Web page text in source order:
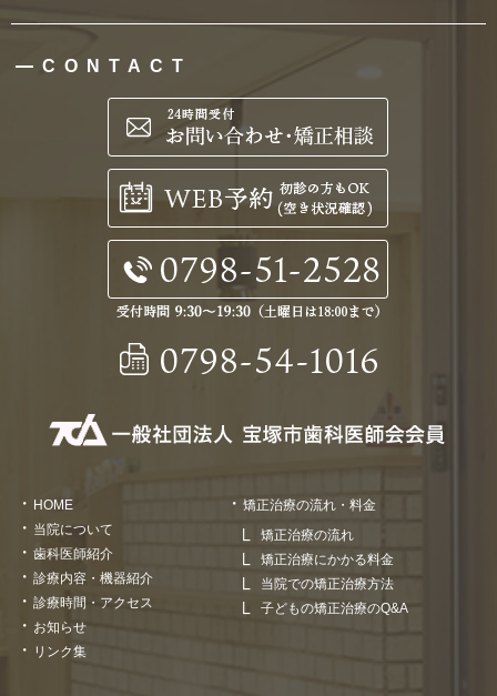
CONTACT
HOME
当院について
歯科医師紹介
診療内容・機器紹介
診療時間・アクセス
お知らせ
矯正治療の流れ・料金
矯正治療の流れ
矯正治療にかかる料金
当院での矯正治療方法
子どもの矯正治療のQ&A
リンク集